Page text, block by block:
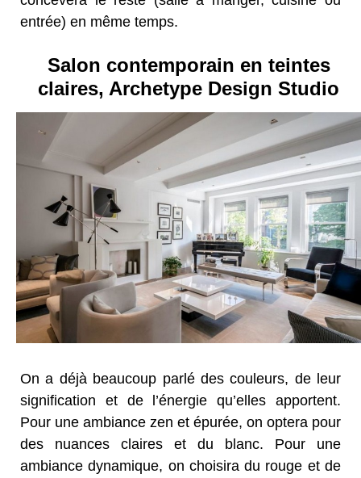
entrée) en même temps.
Salon contemporain en teintes
claires, Archetype Design Studio
On a déjà beaucoup parlé des couleurs, de leur
signification et de l’énergie qu’elles apportent.
Pour une ambiance zen et épurée, on optera pour
des nuances claires et du blanc. Pour une
ambiance dynamique, on choisira du rouge et de